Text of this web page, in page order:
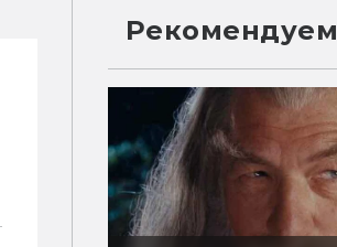
Рекомендуем